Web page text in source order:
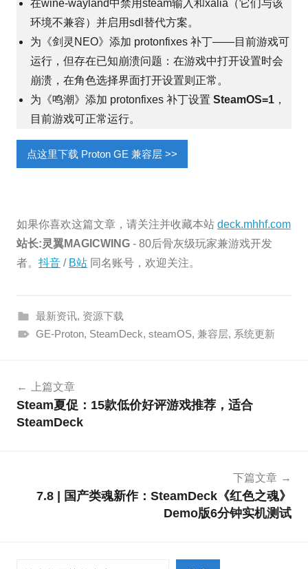
在wine-wayland中禁用steam输入和xalia（它们与该
环境不兼容）并启用sdl替代方案。
为《剑灵NEO》添加 protonfixes 补丁——目前游戏可
运行，但存在已知崩溃问题：在游戏中打开设置时会
崩溃，在角色选择界面打开设置则正常。
为《鸣潮》添加 protonfixes 补丁设置 SteamOS=1 ，
目前游戏可正常运行。
点这里下载 Proton GE 兼容层 >>
如果你喜欢这篇文章，请关注并收藏本站 deck.mhhf.com
站长:灵翼MAGICWING - 80后骨灰级玩家兼游戏开发
者。 抖音 / B站 同名账号，欢迎关注。
最新资讯, 资源下载
GE-Proton, SteamDeck, steamOS, 兼容层, 系统更新
导
上篇文章
Steam夏促：15款低价好评游戏推荐，适合
SteamDeck
下篇文章
7.8 | 国产类魂新作：SteamDeck《红色之魂》
Demo版6分钟实机测试